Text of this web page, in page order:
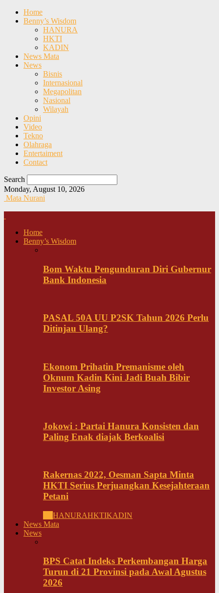
Home
Benny’s Wisdom
HANURA
HKTI
KADIN
News Mata
News
Bisnis
Internasional
Megapolitan
Nasional
Wilayah
Opini
Video
Tekno
Olahraga
Entertaiment
Contact
Search
Monday, August 10, 2026
Mata Nurani
Home
Benny’s Wisdom
Bom Waktu Pengunduran Diri Gubernur
Bank Indonesia
PASAL 50A UU P2SK Tahun 2026 Perlu
Ditinjau Ulang?
Ekonom Prihatin Premanisme oleh
Oknum Kadin Kini Jadi Buah Bibir
Investor Asing
Jokowi : Partai Hanura Konsisten dan
Paling Enak diajak Berkoalisi
Rakernas 2022, Oesman Sapta Minta
HKTI Serius Perjuangkan Kesejahteraan
Petani
HANURAHKTIKADIN
News Mata
News
BPS Catat Indeks Perkembangan Harga
Turun di 21 Provinsi pada Awal Agustus
2026